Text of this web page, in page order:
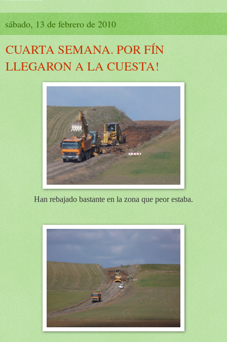
sábado, 13 de febrero de 2010
CUARTA SEMANA. POR FÍN
LLEGARON A LA CUESTA!
Han rebajado bastante en la zona que peor estaba.